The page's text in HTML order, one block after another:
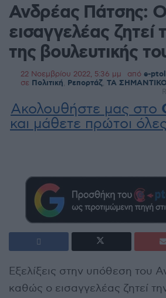
Ανδρέας Πάτσης: Ο
εισαγγελέας ζητεί
της βουλευτικής
22 Νοεμβρίου 2022, 5:36 μμ από e-
σε Πολιτική Ρεπορτάζ ΤΑ
Ακολουθήστε μας στο
και μάθετε πρώτοι όλες
Εξελίξεις στην υπόθεση του
καθώς ο εισαγγελέας ζητεί